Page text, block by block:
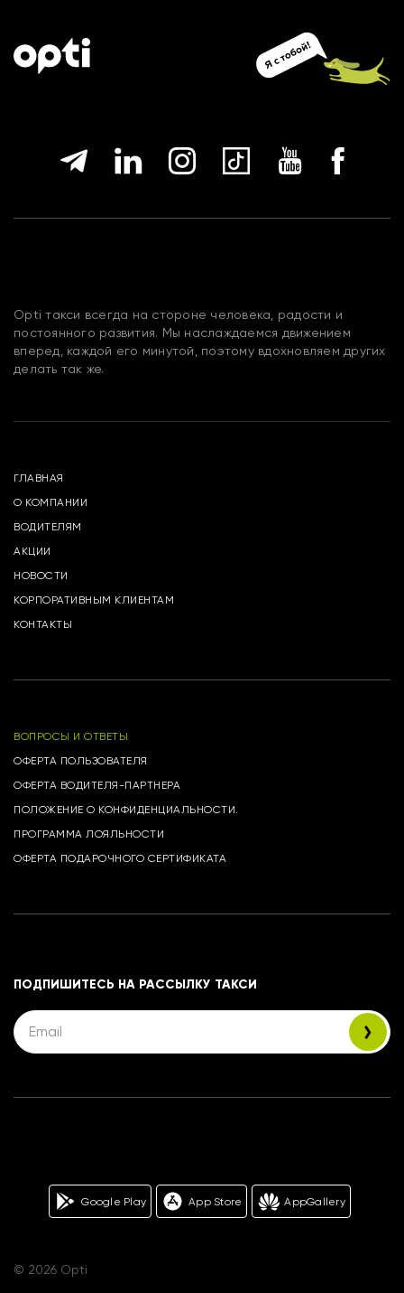
Opti такси всегда на стороне человека, радости и
постоянного развития. Мы наслаждаемся движением
вперед, каждой его минутой, поэтому вдохновляем других
делать так же.
ГЛАВНАЯ
О КОМПАНИИ
ВОДИТЕЛЯМ
АКЦИИ
НОВОСТИ
КОРПОРАТИВНЫМ КЛИЕНТАМ
КОНТАКТЫ
ВОПРОСЫ И ОТВЕТЫ
ОФЕРТА ПОЛЬЗОВАТЕЛЯ
ОФЕРТА ВОДИТЕЛЯ-ПАРТНЕРА
ПОЛОЖЕНИЕ О КОНФИДЕНЦИАЛЬНОСТИ.
ПРОГРАММА ЛОЯЛЬНОСТИ
ОФЕРТА ПОДАРОЧНОГО СЕРТИФИКАТА
ПОДПИШИТЕСЬ НА РАССЫЛКУ ТАКСИ
Google Play App Store AppGallery
© 2026 Opti